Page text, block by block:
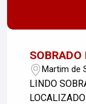
Martim de
LINDO